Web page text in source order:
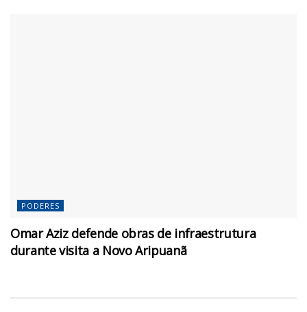
PODERES
Omar Aziz defende obras de infraestrutura
durante visita a Novo Aripuanã